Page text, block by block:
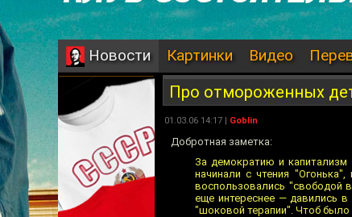
Новости Картинки Видео
Про отмороженных
01.03.06 14:17 | Goblin
Добротная заметка:
За демократию и капитализм
начинали с чтения
воспользовались "свободой
еще интереснее — давились
"шоковой терапии". Чтоб